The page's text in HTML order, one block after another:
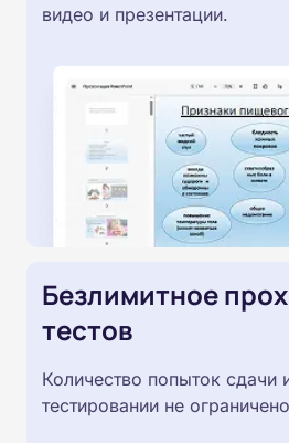
видео и презентации.
Безлимитное
тестов
Количество попыток сдачи
тестировании не